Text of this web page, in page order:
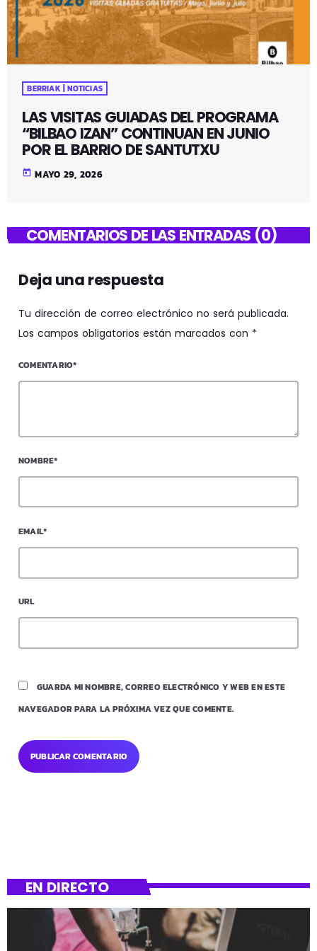
BERRIAK | NOTICIAS
LAS VISITAS GUIADAS DEL PROGRAMA
“BILBAO IZAN” CONTINUAN EN JUNIO
POR EL BARRIO DE SANTUTXU
today MAYO 29, 2026
COMENTARIOS DE LAS ENTRADAS (0)
Deja una respuesta
Tu dirección de correo electrónico no será publicada.
Los campos obligatorios están marcados con *
COMENTARIO*
NOMBRE*
EMAIL*
URL
GUARDA MI NOMBRE, CORREO ELECTRÓNICO Y WEB EN ESTE
NAVEGADOR PARA LA PRÓXIMA VEZ QUE COMENTE.
EN DIRECTO